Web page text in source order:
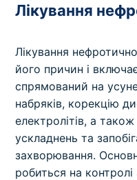
Лікування
Лікування
його причин і
спрямований на
набряків, корекцію
електролітів, а
ускладнень та
захворювання.
робиться на контролі